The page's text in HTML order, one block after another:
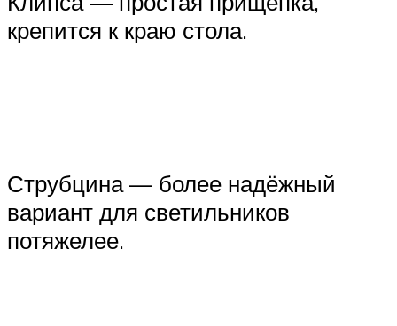
крепится к краю стола.
Струбцина — более надёжный
вариант для светильников
потяжелее.